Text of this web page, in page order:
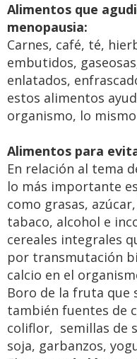
Alimentos que
menopausia:
Carnes, café, té,
embutidos,
enlatados,
estos alimentos
organismo, lo
Alimentos para
En relación al tema
lo más importante
como grasas,
tabaco, alcohol e
cereales integrales
por transmutación
calcio en el
Boro de la fruta que
también fuentes de
coliflor, semillas de
soja, garbanzos,